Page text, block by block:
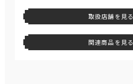
取扱店舗を見る
関連商品を見る